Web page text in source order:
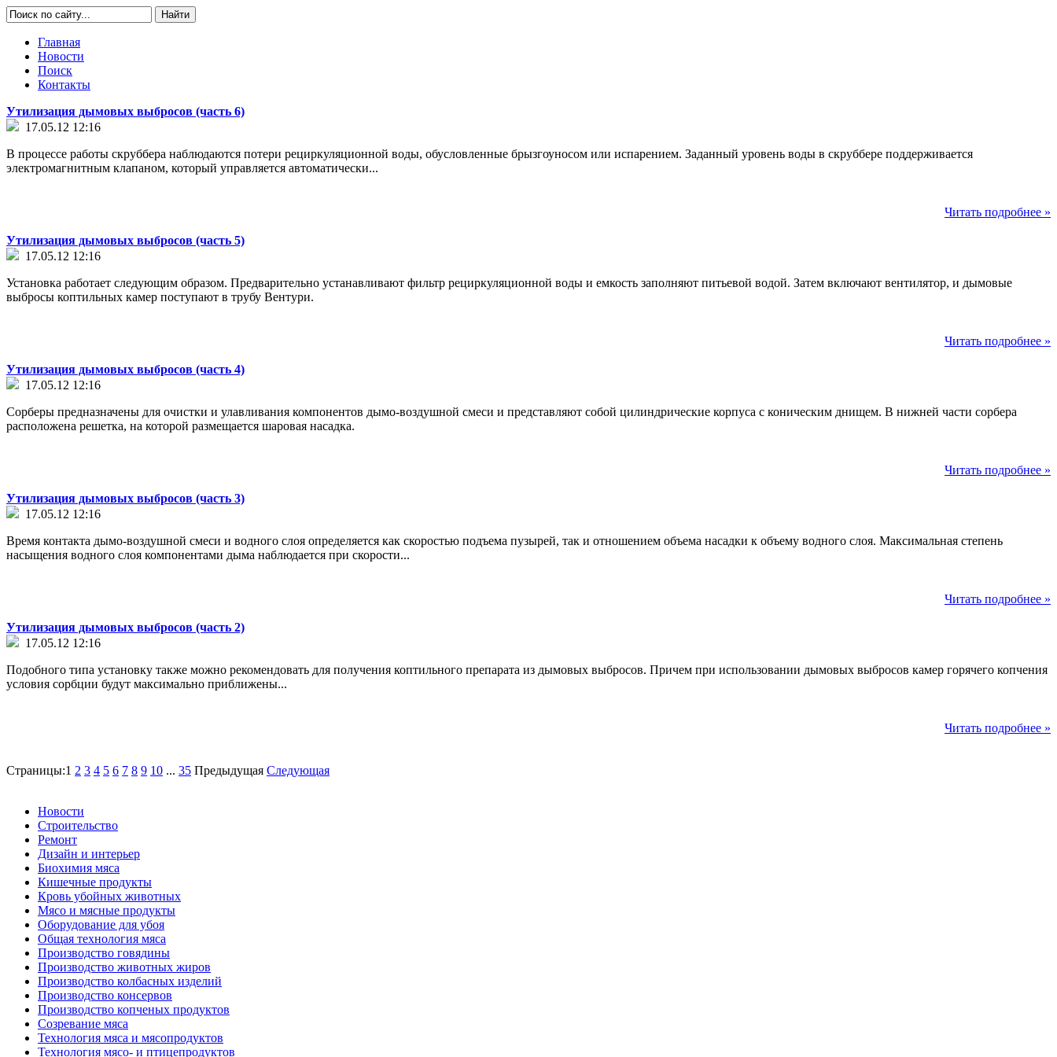
Главная
Новости
Поиск
Контакты
Утилизация дымовых выбросов (часть 6)
17.05.12 12:16
В процессе работы скруббера наблюдаются потери рециркуляционной воды, обусловленные брызгоуносом или испарением. Заданный уровень воды в скруббере поддерживается
электромагнитным клапаном, который управляется автоматически...
Читать подробнее »
Утилизация дымовых выбросов (часть 5)
17.05.12 12:16
Установка работает следующим образом. Предварительно устанавливают фильтр рециркуляционной воды и емкость заполняют питьевой водой. Затем включают вентилятор, и дымовые
выбросы коптильных камер поступают в трубу Вентури.
Читать подробнее »
Утилизация дымовых выбросов (часть 4)
17.05.12 12:16
Сорберы предназначены для очистки и улавливания компонентов дымо-воздушной смеси и представляют собой цилиндрические корпуса с коническим днищем. В нижней части сорбера
расположена решетка, на которой размещается шаровая насадка.
Читать подробнее »
Утилизация дымовых выбросов (часть 3)
17.05.12 12:16
Время контакта дымо-воздушной смеси и водного слоя определяется как скоростью подъема пузырей, так и отношением объема насадки к объему водного слоя. Максимальная степень
насыщения водного слоя компонентами дыма наблюдается при скорости...
Читать подробнее »
Утилизация дымовых выбросов (часть 2)
17.05.12 12:16
Подобного типа установку также можно рекомендовать для получения коптильного препарата из дымовых выбросов. Причем при использовании дымовых выбросов камер горячего копчения
условия сорбции будут максимально приближены...
Читать подробнее »
Страницы:1 2 3 4 5 6 7 8 9 10 ... 35 Предыдущая Следующая
Новости
Строительство
Ремонт
Дизайн и интерьер
Биохимия мяса
Кишечные продукты
Кровь убойных животных
Мясо и мясные продукты
Оборудование для убоя
Общая технология мяса
Производство говядины
Производство животных жиров
Производство колбасных изделий
Производство консервов
Производство копченых продуктов
Созревание мяса
Технология мяса и мясопродуктов
Технология мясо- и птицепродуктов